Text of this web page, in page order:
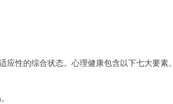
性的综合状态。心理健康包含以下七大要素。